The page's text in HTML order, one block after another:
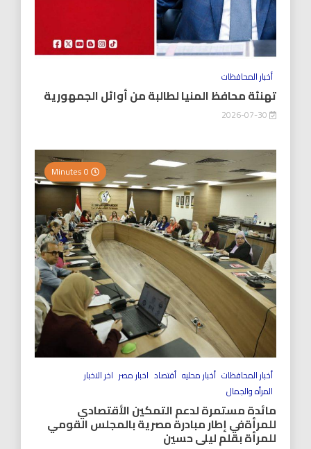
أخبار المحافظات
تهنئة محافظ المنيا لطالبة من أوائل الجمهورية
أخبار المحافظات أخبار محليه أقتصاد اخبار مصر اخر الاخبار
المرأه والجمال
مائدة مستمرة لدعم التمكين الأقتصادي
للمرأةفي إطار مبادرة مصرية بالمجلس القومي
للمرأة بقلم ليلى حسين